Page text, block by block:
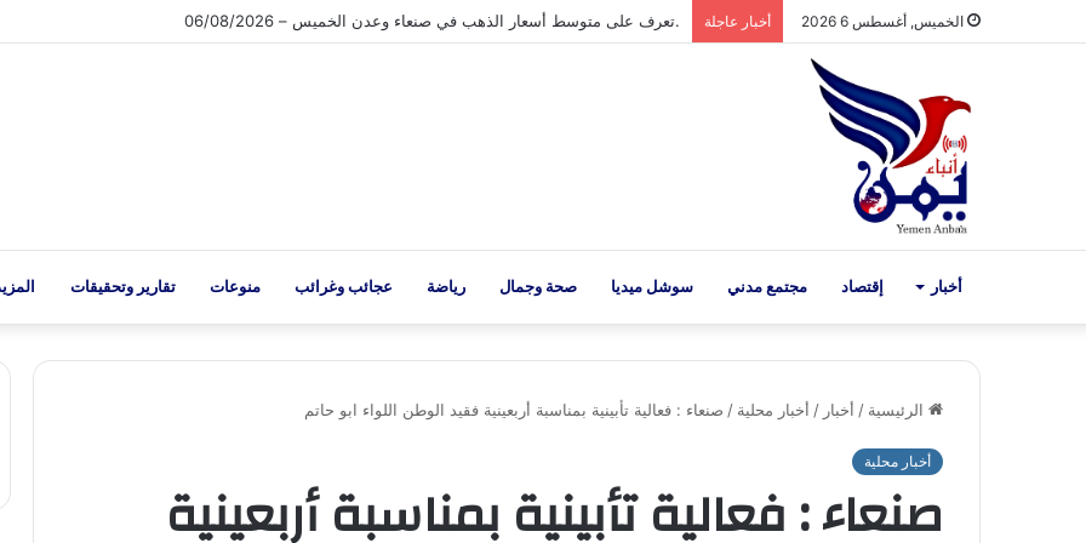
الخميس, أغسطس 6 2026 أخبار عاجلة صنعاء::صندوق تنمية المهارات يختتم برنامجاً تدريبياً في رضا العملاء وجودة الأداء بالتعاون مع المعهد
أخبار إقتصاد مجتمع مدني سوشل ميديا صحة وجمال رياضة عجائب وغرائب منوعات تقارير وتحقيقات
الرئيسية / أخبار / أخبار محلية / صنعاء : فعالية تأبينية بمناسبة أربعينية فقيد الوطن اللواء ابو حاتم
أخبار محلية
صنعاء : فعالية تأبينية بمناسبة أربعينية